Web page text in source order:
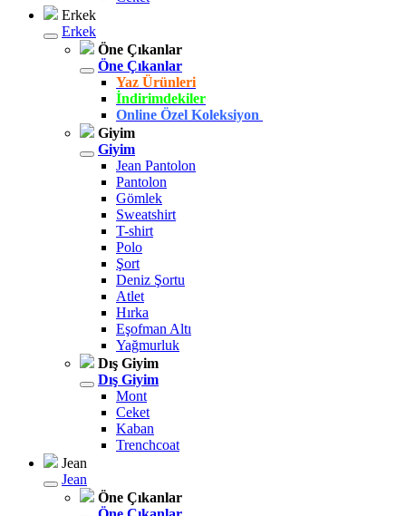
Erkek
Erkek
Öne Çıkanlar
Öne Çıkanlar
Yaz Ürünleri
İndirimdekiler
Online Özel Koleksiyon
Giyim
Giyim
Jean Pantolon
Pantolon
Gömlek
Sweatshirt
T-shirt
Polo
Şort
Deniz Şortu
Atlet
Hırka
Eşofman Altı
Yağmurluk
Dış Giyim
Dış Giyim
Mont
Ceket
Kaban
Trenchcoat
Jean
Jean
Öne Çıkanlar